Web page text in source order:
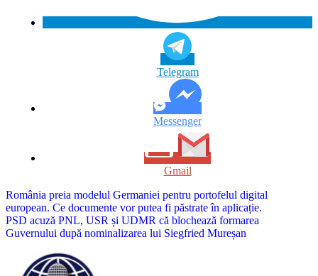
Telegram
Messenger
Gmail
Navigare
în
articole
România preia modelul Germaniei pentru portofelul digital
european. Ce documente vor putea fi păstrate în aplicație.
PSD acuză PNL, USR și UDMR că blochează formarea
Guvernului după nominalizarea lui Siegfried Mureșan